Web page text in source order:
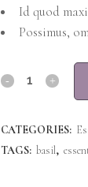
Id quod
Possimus,
Sweet
quantity
CATEGORIES:
TAGS: basil,